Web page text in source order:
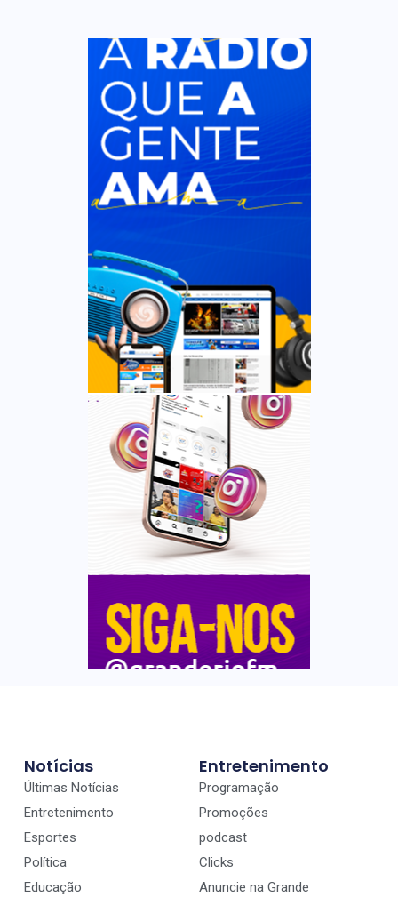
Notícias
Últimas Notícias
Entretenimento
Esportes
Política
Educação
Entretenimento
Programação
Promoções
podcast
Clicks
Anuncie na Grande